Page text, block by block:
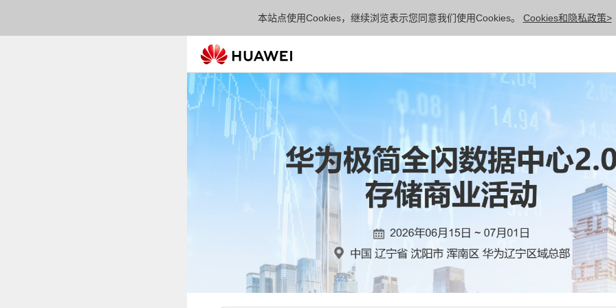
本站点使用Cookies，继续浏览表示您同意我们使用Cookies。 Cookies和隐私政策>